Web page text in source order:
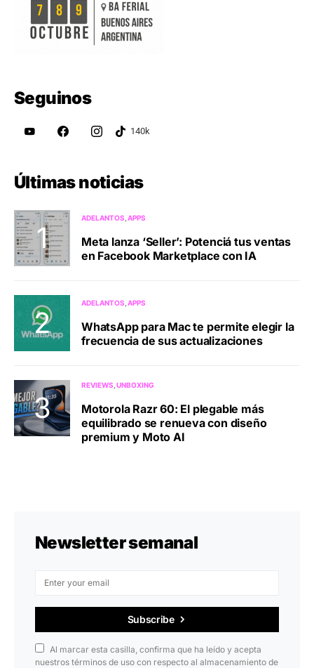
Seguinos
Últimas noticias
ADELANTOS APPS
Meta lanza ‘Seller’: Potenciá tus ventas
en Facebook Marketplace con IA
ADELANTOS APPS
WhatsApp para Mac te permite elegir la
frecuencia de sus actualizaciones
REVIEWS UNBOXING
Motorola Razr 60: El plegable más
equilibrado se renueva con diseño
premium y Moto AI
Newsletter semanal
Subscribe
Al marcar esta casilla, confirma que ha leído y acepta
nuestros términos de uso con respecto al almacenamiento de